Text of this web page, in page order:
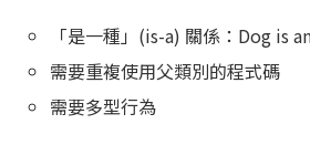
「是一種」(is-a) 關係：Dog is
需要重複使用父類別的程式碼
需要多型行為